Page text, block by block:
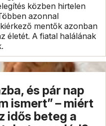
közben hirtelen
azonnal
mentők azonban
életét. A fiatal halálának
és pár nap
ismert” – miért
idős beteg a